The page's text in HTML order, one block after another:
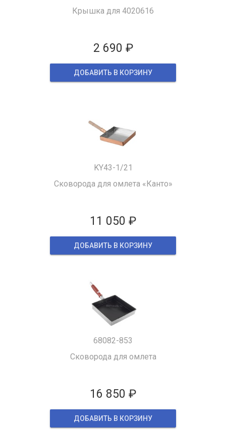
Крышка для 4020616
2 690 ₽
ДОБАВИТЬ В КОРЗИНУ
KY43-1/21
Сковорода для омлета «Канто»
11 050 ₽
ДОБАВИТЬ В КОРЗИНУ
68082-853
Сковорода для омлета
16 850 ₽
ДОБАВИТЬ В КОРЗИНУ